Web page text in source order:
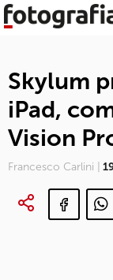
Skylum
iPad,
Vision
Francesco Carlini |